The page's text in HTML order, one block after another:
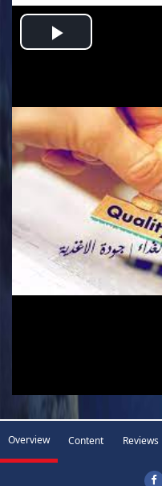
Play
Overview Content Reviews